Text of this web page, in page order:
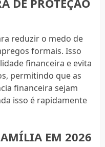
DE PROTEÇÃO
reduzir o medo de
formais. Isso
financeira e evita
permitindo que as
financeira sejam
isso é rapidamente
EM 2026